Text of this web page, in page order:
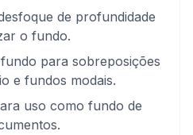
de profundidade
o fundo.
para sobreposições
e fundos modais.
uso como fundo de